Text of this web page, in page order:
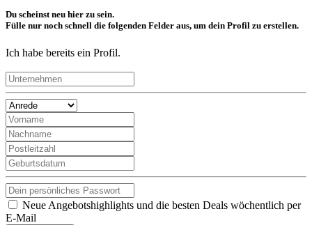
Du scheinst neu hier zu sein.
Fülle nur noch schnell die folgenden Felder aus, um dein Profil zu erstellen.
Ich habe bereits ein Profil.
Neue Angebotshighlights und die besten Deals wöchentlich per
E-Mail